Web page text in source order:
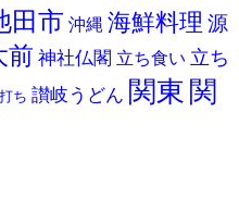
田市 沖縄 海鮮料理 源
前 神社仏閣 立ち食い 立ち
ち 讃岐うどん 関東 関